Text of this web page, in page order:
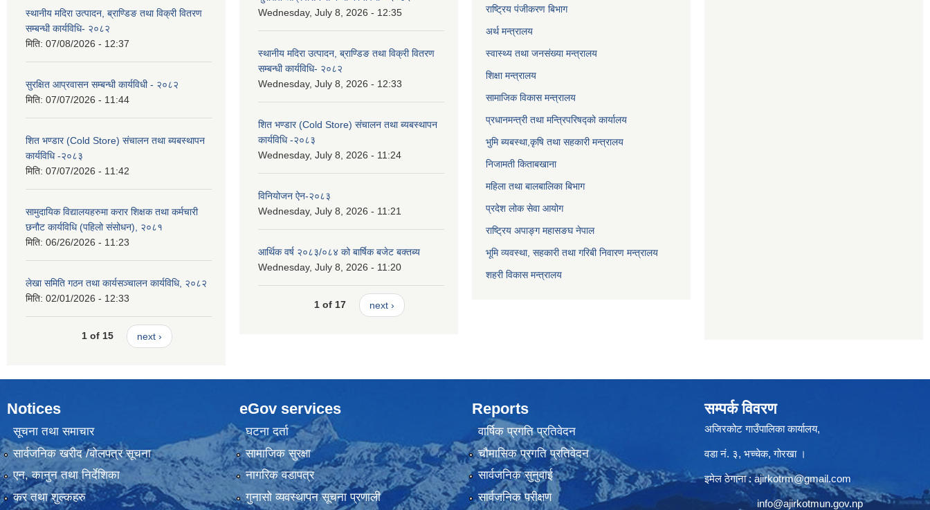
स्थानीय मदिरा उत्पादन, ब्राण्डिङ तथा विक्री वितरण
सम्बन्धी कार्यविधि- २०८२
मिति: 07/08/2026 - 12:37
सुरक्षित आप्रवासन सम्बन्धी कार्यविधी - २०८२
मिति: 07/07/2026 - 11:44
शित भण्डार (Cold Store) संचालन तथा ब्यबस्थापन
कार्यविधि -२०८३
मिति: 07/07/2026 - 11:42
सामुदायिक विद्यालयहरुमा करार शिक्षक तथा कर्मचारी
छनौट कार्यविधि (पहिलो संसोधन), २०८१
मिति: 06/26/2026 - 11:23
लेखा समिति गठन तथा कार्यसञ्चालन कार्यविधि, २०८२
मिति: 02/01/2026 - 12:33
1 of 15 next ›
Wednesday, July 8, 2026 - 12:35
स्थानीय मदिरा उत्पादन, ब्राण्डिङ तथा विक्री वितरण
सम्बन्धी कार्यविधि- २०८२
Wednesday, July 8, 2026 - 12:33
शित भण्डार (Cold Store) संचालन तथा ब्यबस्थापन
कार्यविधि -२०८३
Wednesday, July 8, 2026 - 11:24
विनियोजन ऐन-२०८३
Wednesday, July 8, 2026 - 11:21
आर्थिक वर्ष २०८३/०८४ को बार्षिक बजेट बक्तब्य
Wednesday, July 8, 2026 - 11:20
1 of 17 next ›
राष्ट्रिय पंजीकरण बिभाग
अर्थ मन्त्रालय
स्वास्थ्य तथा जनसंख्या मन्त्रालय
शिक्षा मन्त्रालय
सामाजिक विकास मन्त्रालय
प्रधानमन्त्री तथा मन्त्रिपरिषद्को कार्यालय
भुमि ब्यबस्था,कृषि तथा सहकारी मन्त्रालय
निजामती किताबखाना
महिला तथा बालबालिका बिभाग
प्रदेश लोक सेवा आयोग
राष्ट्रिय अपाङ्ग महासङघ नेपाल
भूमि व्यवस्था, सहकारी तथा गरिबी निवारण मन्त्रालय
शहरी विकास मन्त्रालय
Notices
सूचना तथा समाचार
सार्वजनिक खरीद /बोलपत्र सूचना
एन, कानुन तथा निर्देशिका
कर तथा शुल्कहरु
eGov services
घटना दर्ता
सामाजिक सुरक्षा
नागरिक वडापत्र
गुनासो व्यवस्थापन सूचना प्रणाली
Reports
वार्षिक प्रगति प्रतिवेदन
चौमासिक प्रगति प्रतिवेदन
सार्वजनिक सुनुवाई
सार्वजनिक परीक्षण
सम्पर्क विवरण
अजिरकोट गाउँपालिका कार्यालय,
वडा नं. ३, भच्चेक, गोरखा ।
इमेल ठेगाना : ajirkotrm@gmail.com
info@ajirkotmun.gov.np